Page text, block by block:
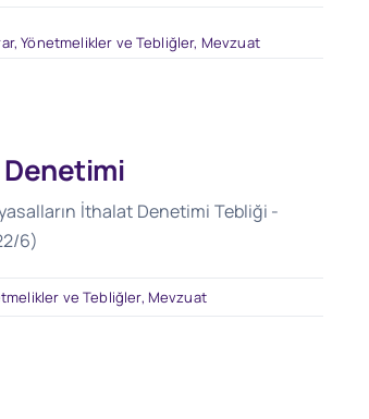
Yönetmelikler ve Tebliğler, Mevzuat
Denetimi
İthalat Denetimi Tebliği -
6)
ve Tebliğler, Mevzuat